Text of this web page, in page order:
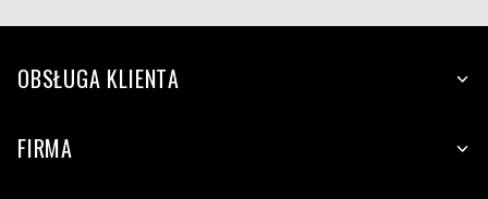
OBSŁUGA KLIENTA
FIRMA